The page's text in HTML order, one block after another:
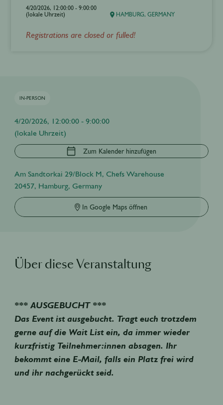
4/20/2026, 12:00:00 - 9:00:00
(lokale Uhrzeit)
HAMBURG, GERMANY
Registrations are closed or fulled!
IN-PERSON
4/20/2026, 12:00:00 - 9:00:00
(lokale Uhrzeit)
Zum Kalender hinzufügen
Am Sandtorkai 29/Block M, Chefs Warehouse
20457, Hamburg, Germany
In Google Maps öffnen
Über diese Veranstaltung
*** AUSGEBUCHT ***
Das Event ist ausgebucht. Tragt euch trotzdem
gerne auf die Wait List ein, da immer wieder
kurzfristig Teilnehmer:innen absagen. Ihr
bekommt eine E-Mail, falls ein Platz frei wird
und ihr nachgerückt seid.